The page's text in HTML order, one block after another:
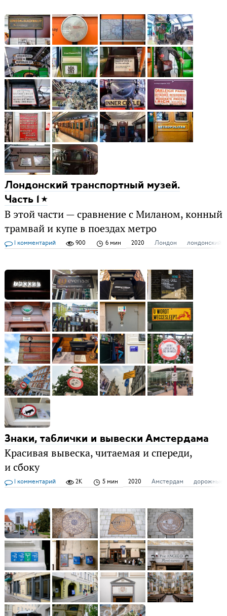
Лондонский транспортный музей.
Часть 1
В этой части — сравнение с Миланом, конный
трамвай и купе в поездах метро
1 комментарий 900 6 мин 2020 Лондон лондонский
Знаки, таблички и вывески Амстердама
Красивая вывеска, читаемая и спереди,
и сбоку
1 комментарий 2K 5 мин 2020 Амстердам дорожные